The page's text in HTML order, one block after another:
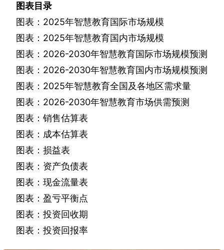
图表目录
图表： 2025年智慧教育国际市场规模
图表： 2025年智慧教育国内市场规模
图表： 2026-2030年智慧教育国际市场规模预测
图表： 2026-2030年智慧教育国内市场规模预测
图表： 2025年智慧教育全国及各地区需求量
图表： 2026-2030年智慧教育市场供需预测
图表：销售估算表
图表：成本估算表
图表：损益表
图表：资产负债表
图表：现金流量表
图表：盈亏平衡点
图表：投资回收期
图表：投资回报率